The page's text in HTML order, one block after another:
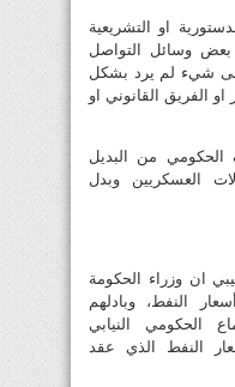
او التشريعية
وسائل التواصل
على شيء لم يرد بشكل
الفريق القانوني او
الحكومي من البديل
العسكريين وبدل
ان وزراء الحكومة
النفط، وبادلهم
الحكومي النيابي
النفط الذي عقد